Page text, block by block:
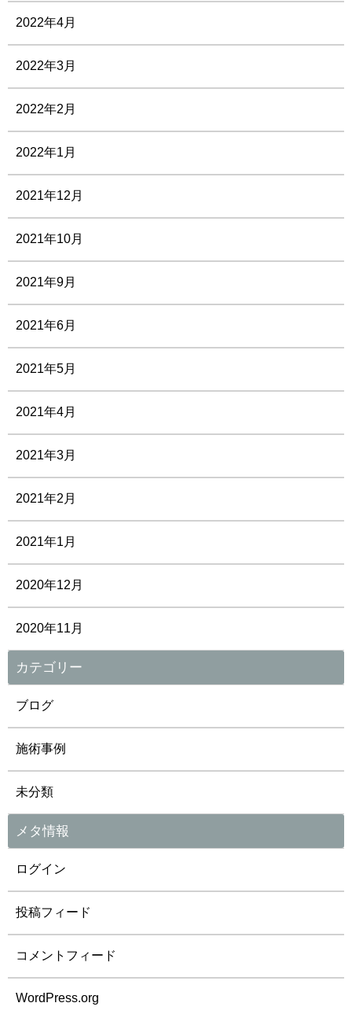
2022年4月
2022年3月
2022年2月
2022年1月
2021年12月
2021年10月
2021年9月
2021年6月
2021年5月
2021年4月
2021年3月
2021年2月
2021年1月
2020年12月
2020年11月
カテゴリー
ブログ
施術事例
未分類
メタ情報
ログイン
投稿フィード
コメントフィード
WordPress.org